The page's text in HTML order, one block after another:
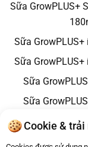
Sữa GrowPLUS+
Sữa
Sữa
Sữa
Sữa
Sữa
Sữa
Cookie & trải